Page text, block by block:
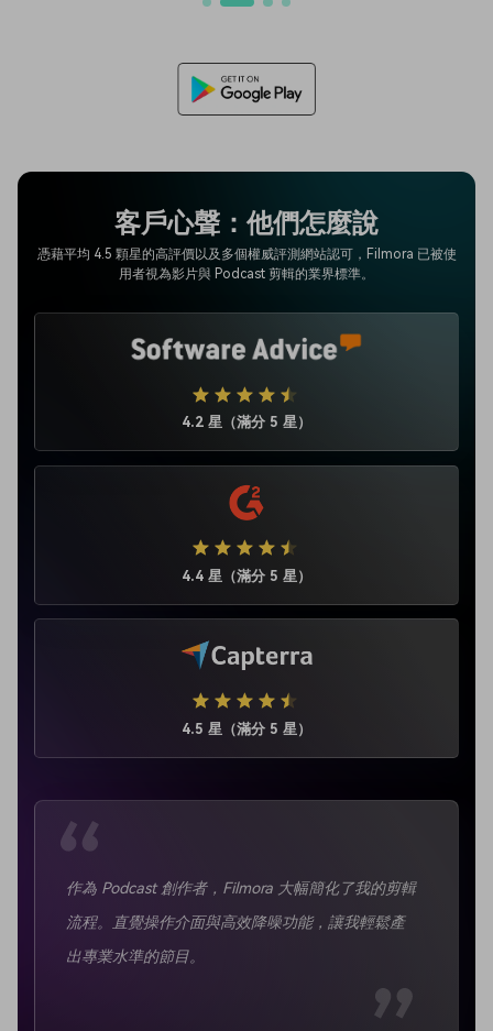
客戶心聲：他們怎麼說
憑藉平均 4.5 顆星的高評價以及多個權威評測網站認可，Filmora 已被使
作為 Podcast 創作者，Filmora 大幅簡化了我的剪輯
流程。直覺操作介面與高效降噪功能，讓我輕鬆產